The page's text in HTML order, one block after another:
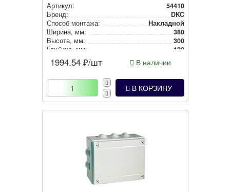
Артикул:
54410
Бренд:
DKC
Способ монтажа:
Накладной
Ширина, мм:
380
Высота, мм:
300
Глубина, мм:
120
Степень защиты:
Цвет:
Серый
1994.54 ₽/шт В наличии
В КОРЗИНУ